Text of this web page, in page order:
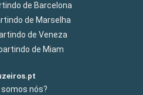
de Barcelona
de Marselha
de Veneza
de Miam
nós?